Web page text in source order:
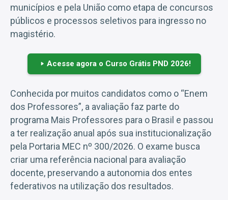
municípios e pela União como etapa de concursos
públicos e processos seletivos para ingresso no
magistério.
Acesse agora o Curso Grátis PND 2026!
Conhecida por muitos candidatos como o “Enem
dos Professores”, a avaliação faz parte do
programa Mais Professores para o Brasil e passou
a ter realização anual após sua institucionalização
pela Portaria MEC nº 300/2026. O exame busca
criar uma referência nacional para avaliação
docente, preservando a autonomia dos entes
federativos na utilização dos resultados.